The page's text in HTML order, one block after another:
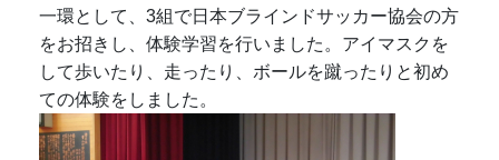
一環として、3組で日本ブラインドサッカー協会の方
をお招きし、体験学習を行いました。アイマスクを
して歩いたり、走ったり、ボールを蹴ったりと初め
ての体験をしました。